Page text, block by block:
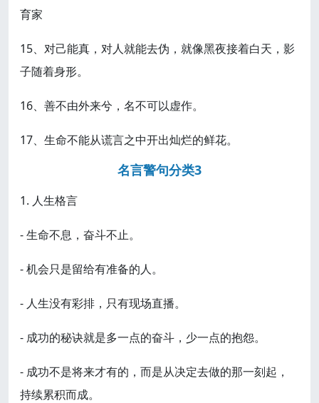
育家
15、对己能真，对人就能去伪，就像黑夜接着白天，影
子随着身形。
16、善不由外来兮，名不可以虚作。
17、生命不能从谎言之中开出灿烂的鲜花。
名言警句分类3
1. 人生格言
- 生命不息，奋斗不止。
- 机会只是留给有准备的人。
- 人生没有彩排，只有现场直播。
- 成功的秘诀就是多一点的奋斗，少一点的抱怨。
- 成功不是将来才有的，而是从决定去做的那一刻起，
持续累积而成。